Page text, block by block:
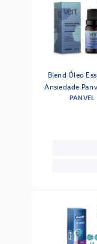
Blend Óleo
Ansiedade
10ml
PANVEL